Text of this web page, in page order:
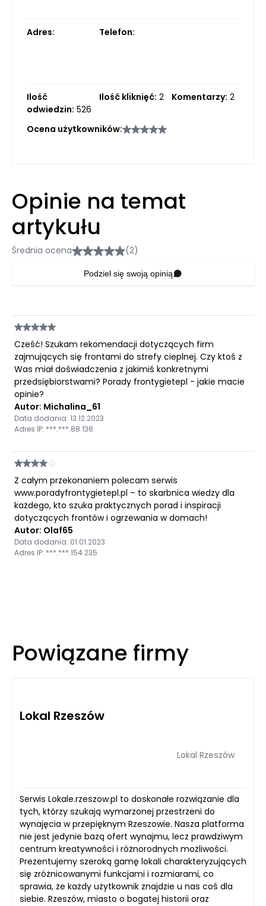
Adres: Telefon:
Ilość
odwiedzin: 526
Ilość kliknięć: 2 Komentarzy: 2
Ocena użytkowników:
Opinie na temat
artykułu
Średnia ocena (2)
Podziel się swoją opinią
Cześć! Szukam rekomendacji dotyczących firm
zajmujących się frontami do strefy cieplnej. Czy ktoś z
Was miał doświadczenia z jakimiś konkretnymi
przedsiębiorstwami? Porady frontygietepl - jakie macie
opinie?
Autor: Michalina_61
Data dodania: 13.12.2023
Adres IP: ***.***.88.136
Z całym przekonaniem polecam serwis
www.poradyfrontygietepl.pl – to skarbnica wiedzy dla
każdego, kto szuka praktycznych porad i inspiracji
dotyczących frontów i ogrzewania w domach!
Autor: Olaf65
Data dodania: 01.01.2023
Adres IP: ***.***.154.235
Powiązane firmy
Lokal Rzeszów
Lokal Rzeszów
Serwis Lokale.rzeszow.pl to doskonałe rozwiązanie dla
tych, którzy szukają wymarzonej przestrzeni do
wynajęcia w przepięknym Rzeszowie. Nasza platforma
nie jest jedynie bazą ofert wynajmu, lecz prawdziwym
centrum kreatywności i różnorodnych możliwości.
Prezentujemy szeroką gamę lokali charakteryzujących
się zróżnicowanymi funkcjami i rozmiarami, co
sprawia, że każdy użytkownik znajdzie u nas coś dla
siebie. Rzeszów, miasto o bogatej historii oraz